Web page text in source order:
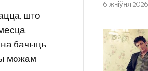
што
бачыць
можам
6 жніўня 2026